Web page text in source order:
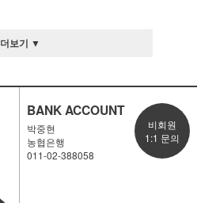
더보기 ▼
BANK ACCOUNT
박중현
농협은행
011-02-388058
비회원
1:1 문의